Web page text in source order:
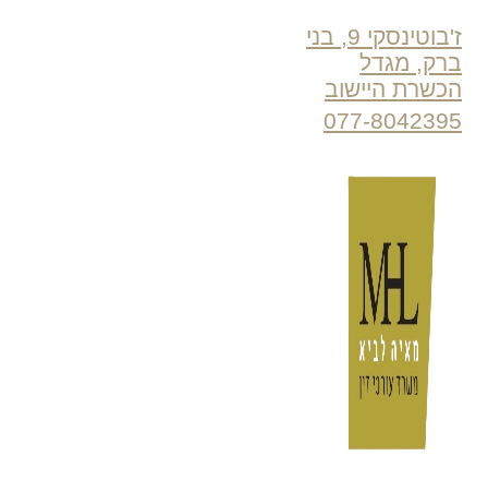
ז'בוטינסקי 9, בני
ברק, מגדל
הכשרת היישוב
077-8042395